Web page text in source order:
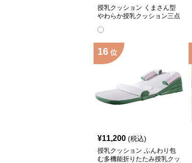
授乳クッション くまさん型
やわらか授乳クッション三点
16 位
¥11,200 (税込)
授乳クッション ふんわり包
む多機能折りたたみ授乳クッ